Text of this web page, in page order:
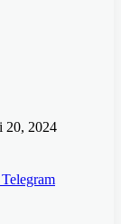
20, 2024
Telegram